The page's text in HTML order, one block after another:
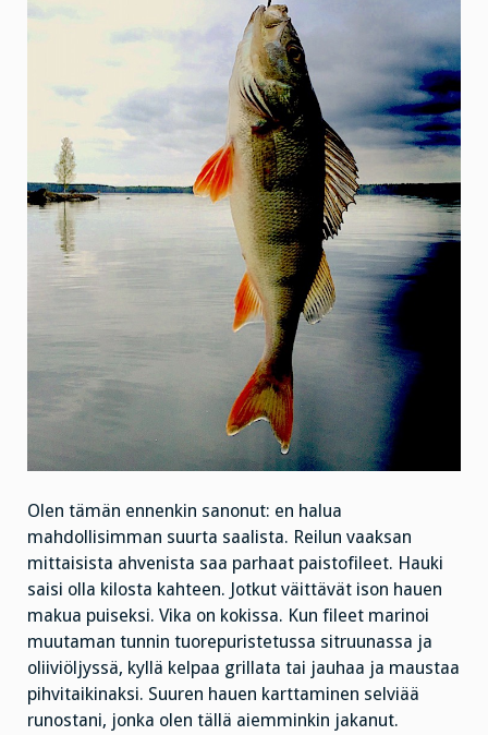
Olen tämän ennenkin sanonut: en halua
mahdollisimman suurta saalista. Reilun vaaksan
mittaisista ahvenista saa parhaat paistofileet. Hauki
saisi olla kilosta kahteen. Jotkut väittävät ison hauen
makua puiseksi. Vika on kokissa. Kun fileet marinoi
muutaman tunnin tuorepuristetussa sitruunassa ja
oliiviöljyssä, kyllä kelpaa grillata tai jauhaa ja maustaa
pihvitaikinaksi. Suuren hauen karttaminen selviää
runostani, jonka olen tällä aiemminkin jakanut.